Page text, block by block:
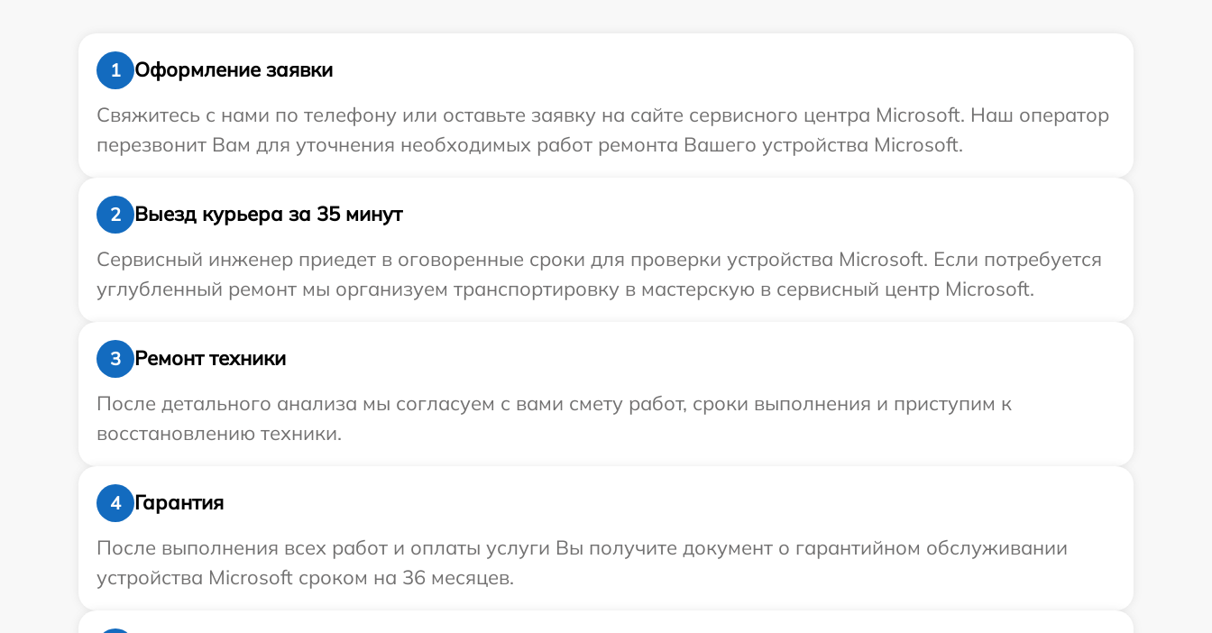
1
Оформление заявки
Свяжитесь с нами по телефону или оставьте заявку на сайте сервисного центра Microsoft. Наш оператор
перезвонит Вам для уточнения необходимых работ ремонта Вашего устройства Microsoft.
2
Выезд курьера за 35 минут
Сервисный инженер приедет в оговоренные сроки для проверки устройства Microsoft. Если потребуется
углубленный ремонт мы организуем транспортировку в мастерскую в сервисный центр Microsoft.
3
Ремонт техники
После детального анализа мы согласуем с вами смету работ, сроки выполнения и приступим к
восстановлению техники.
4
Гарантия
После выполнения всех работ и оплаты услуги Вы получите документ о гарантийном обслуживании
устройства Microsoft сроком на 36 месяцев.